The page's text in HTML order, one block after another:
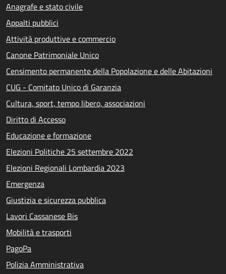
Anagrafe e stato civile
Appalti pubblici
Attività produttive e commercio
Canone Patrimoniale Unico
Censimento permanente della Popolazione e delle Abitazioni
CUG - Comitato Unico di Garanzia
Cultura, sport, tempo libero, associazioni
Diritto di Accesso
Educazione e formazione
Elezioni Politiche 25 settembre 2022
Elezioni Regionali Lombardia 2023
Emergenza
Giustizia e sicurezza pubblica
Lavori Cassanese Bis
Mobilità e trasporti
PagoPa
Polizia Amministrativa